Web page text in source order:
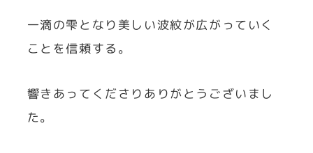
一滴の雫となり美しい波紋が広がっていく
ことを信頼する。
響きあってくださりありがとうございまし
た。